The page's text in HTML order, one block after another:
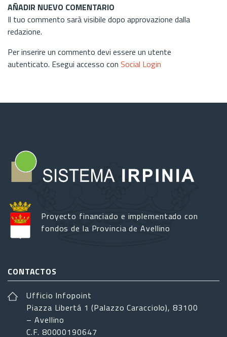
AÑADIR NUEVO COMENTARIO
Il tuo commento sarà visibile dopo approvazione dalla
redazione.
Per inserire un commento devi essere un utente
autenticato. Esegui accesso con Social Login
Proyecto financiado e implementado con
fondos de la Provincia de Avellino
CONTACTOS
Ufficio Infopoint
Piazza Libertá 1 (Palazzo Caracciolo), 83100
– Avellino
C.F. 80000190647